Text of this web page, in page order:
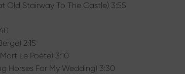
Old Stairway To The Castle) 3:55
2:15
Le Poète) 3:10
Horses For My Wedding) 3:30